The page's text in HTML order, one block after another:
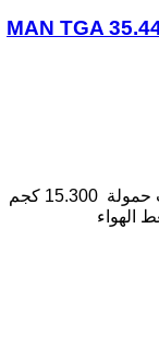
MAN TGA
حمولة 15.300 كجم
الهواء